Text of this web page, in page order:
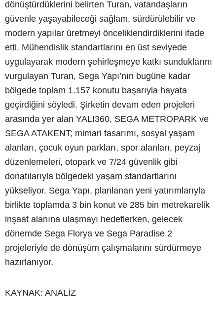
dönüştürdüklerini belirten Turan, vatandaşların
güvenle yaşayabileceği sağlam, sürdürülebilir ve
modern yapılar üretmeyi önceliklendirdiklerini ifade
etti. Mühendislik standartlarını en üst seviyede
uygulayarak modern şehirleşmeye katkı sunduklarını
vurgulayan Turan, Sega Yapı’nın bugüne kadar
bölgede toplam 1.157 konutu başarıyla hayata
geçirdiğini söyledi. Şirketin devam eden projeleri
arasında yer alan YALI360, SEGA METROPARK ve
SEGA ATAKENT; mimari tasarımı, sosyal yaşam
alanları, çocuk oyun parkları, spor alanları, peyzaj
düzenlemeleri, otopark ve 7/24 güvenlik gibi
donatılarıyla bölgedeki yaşam standartlarını
yükseliyor. Sega Yapı, planlanan yeni yatırımlarıyla
birlikte toplamda 3 bin konut ve 285 bin metrekarelik
inşaat alanına ulaşmayı hedeflerken, gelecek
dönemde Sega Florya ve Sega Paradise 2
projeleriyle de dönüşüm çalışmalarını sürdürmeye
hazırlanıyor.
KAYNAK: ANALİZ